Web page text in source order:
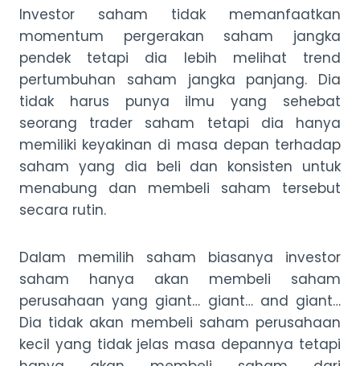
Investor saham tidak memanfaatkan
momentum pergerakan saham jangka
pendek tetapi dia lebih melihat trend
pertumbuhan saham jangka panjang. Dia
tidak harus punya ilmu yang sehebat
seorang trader saham tetapi dia hanya
memiliki keyakinan di masa depan terhadap
saham yang dia beli dan konsisten untuk
menabung dan membeli saham tersebut
secara rutin.
Dalam memilih saham biasanya investor
saham hanya akan membeli saham
perusahaan yang giant… giant… and giant…
Dia tidak akan membeli saham perusahaan
kecil yang tidak jelas masa depannya tetapi